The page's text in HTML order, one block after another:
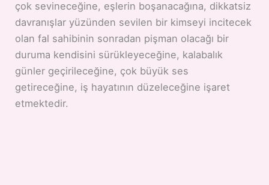
çok sevineceğine, eşlerin boşanacağına, dikkatsiz
davranışlar yüzünden sevilen bir kimseyi incitecek
olan fal sahibinin sonradan pişman olacağı bir
duruma kendisini sürükleyeceğine, kalabalık
günler geçirileceğine, çok büyük ses
getireceğine, iş hayatının düzeleceğine işaret
etmektedir.